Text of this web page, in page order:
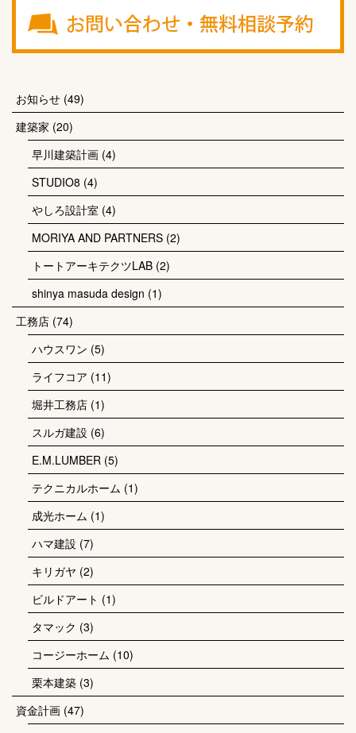
お知らせ (49)
建築家 (20)
早川建築計画 (4)
STUDIO8 (4)
やしろ設計室 (4)
MORIYA AND PARTNERS (2)
トートアーキテクツLAB (2)
shinya masuda design (1)
工務店 (74)
ハウスワン (5)
ライフコア (11)
堀井工務店 (1)
スルガ建設 (6)
E.M.LUMBER (5)
テクニカルホーム (1)
成光ホーム (1)
ハマ建設 (7)
キリガヤ (2)
ビルドアート (1)
タマック (3)
コージーホーム (10)
栗本建築 (3)
資金計画 (47)